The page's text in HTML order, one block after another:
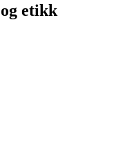
etikk